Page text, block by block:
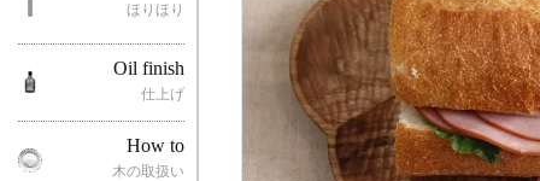
ほりほり
Oil finish
仕上げ
How to
木の取扱い